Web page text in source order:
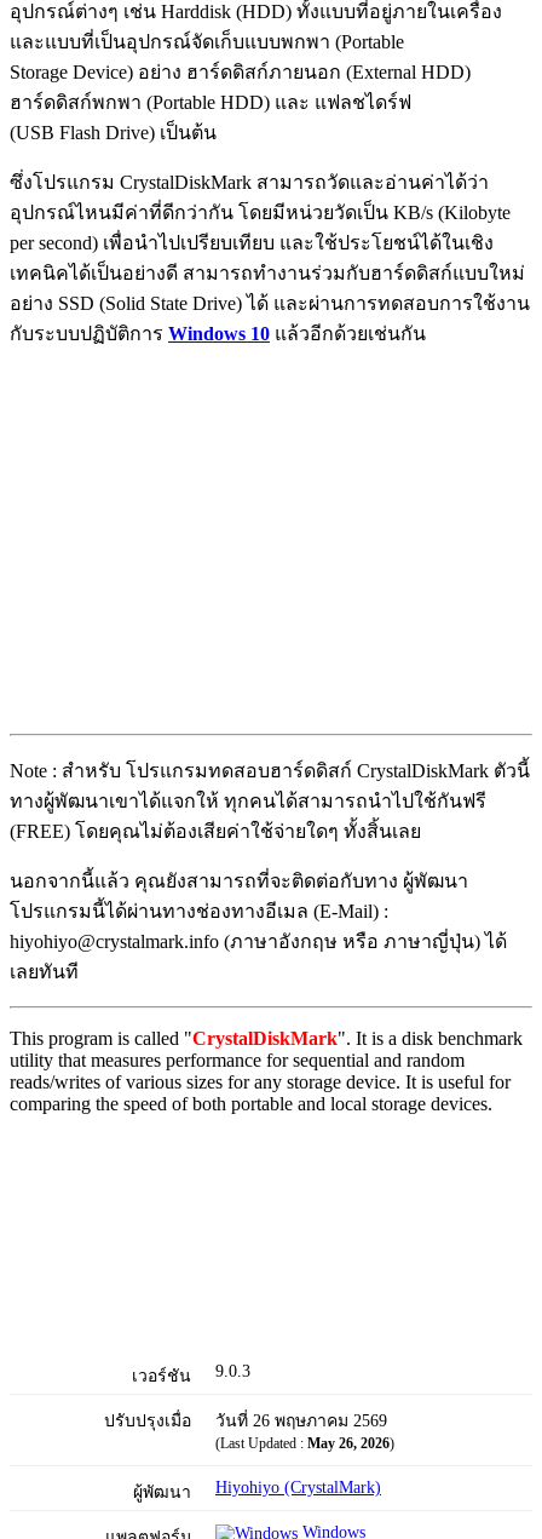
อุปกรณ์ต่างๆ เช่น Harddisk (HDD) ทั้งแบบที่อยู่ภายในเครื่อง
และแบบที่เป็นอุปกรณ์จัดเก็บแบบพกพา (Portable
Storage Device) อย่าง ฮาร์ดดิสก์ภายนอก (External HDD)
ฮาร์ดดิสก์พกพา (Portable HDD) และ แฟลชไดร์ฟ
(USB Flash Drive) เป็นต้น
ซึ่งโปรแกรม CrystalDiskMark สามารถวัดและอ่านค่าได้ว่า
อุปกรณ์ไหนมีค่าที่ดีกว่ากัน โดยมีหน่วยวัดเป็น KB/s (Kilobyte
per second) เพื่อนำไปเปรียบเทียบ และใช้ประโยชน์ได้ในเชิง
เทคนิคได้เป็นอย่างดี สามารถทำงานร่วมกับฮาร์ดดิสก์แบบใหม่
อย่าง SSD (Solid State Drive) ได้ และผ่านการทดสอบการใช้งาน
กับระบบปฏิบัติการ Windows 10 แล้วอีกด้วยเช่นกัน
Note : สำหรับ โปรแกรมทดสอบฮาร์ดดิสก์ CrystalDiskMark ตัวนี้
ทางผู้พัฒนาเขาได้แจกให้ ทุกคนได้สามารถนำไปใช้กันฟรี
(FREE) โดยคุณไม่ต้องเสียค่าใช้จ่ายใดๆ ทั้งสิ้นเลย
นอกจากนี้แล้ว คุณยังสามารถที่จะติดต่อกับทาง ผู้พัฒนา
โปรแกรมนี้ได้ผ่านทางช่องทางอีเมล (E-Mail) :
hiyohiyo@crystalmark.info (ภาษาอังกฤษ หรือ ภาษาญี่ปุ่น) ได้
เลยทันที
This program is called "CrystalDiskMark". It is a disk benchmark
utility that measures performance for sequential and random
reads/writes of various sizes for any storage device. It is useful for
comparing the speed of both portable and local storage devices.
เวอร์ชัน 9.0.3
ปรับปรุงเมื่อ วันที่ 26 พฤษภาคม 2569
(Last Updated : May 26, 2026)
ผู้พัฒนา Hiyohiyo (CrystalMark)
Windows